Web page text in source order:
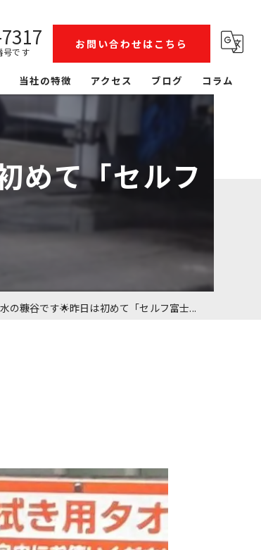
号です
お問い合わせはこちら
当社の特徴
整備
リース
アクセス ブログ コラム
めて「セルフ
の糠谷です🌟昨日は初めて「セルフ富士...